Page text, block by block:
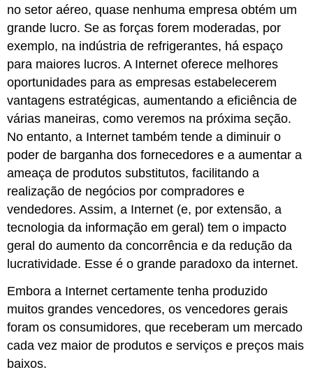
no setor aéreo, quase nenhuma empresa obtém um
grande lucro. Se as forças forem moderadas, por
exemplo, na indústria de refrigerantes, há espaço
para maiores lucros. A Internet oferece melhores
oportunidades para as empresas estabelecerem
vantagens estratégicas, aumentando a eficiência de
várias maneiras, como veremos na próxima seção.
No entanto, a Internet também tende a diminuir o
poder de barganha dos fornecedores e a aumentar a
ameaça de produtos substitutos, facilitando a
realização de negócios por compradores e
vendedores. Assim,a Internet (e, por extensão, a
tecnologia da informação em geral) tem o impacto
geral do aumento da concorrência e da redução da
lucratividade. Esse é o grande paradoxo da internet.
Embora a Internet certamente tenha produzido
muitos grandes vencedores, os vencedores gerais
foram os consumidores, que receberam um mercado
cada vez maior de produtos e serviços e preços mais
baixos.